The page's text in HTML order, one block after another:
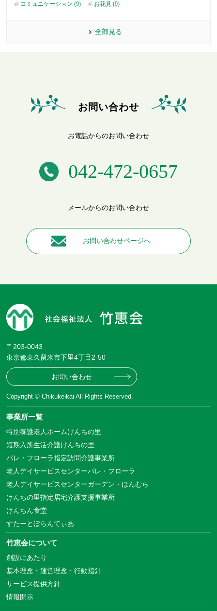
コミュニケーション (9)
お花見 (9)
全部見る
お問い合わせ
お電話からのお問い合わせ
042-472-0657
メールからのお問い合わせ
お問い合わせページへ
〒203-0043
東京都東久留米市下里4丁目2-50
お問い合わせ
Copyright © Chikukeikai All Rights Reserved.
事業所一覧
特別養護老人ホームけんちの里
短期入所生活介護けんちの里
パレ・フローラ指定訪問介護事業所
老人デイサービスセンターパレ・フローラ
老人デイサービスセンターガーデン・ほんむら
けんちの里指定居宅介護支援事業所
けんちん食堂
すたーとぼらんてぃあ
竹恵会について
創設にあたり
基本理念・運営理念・行動指針
サービス提供方針
情報開示